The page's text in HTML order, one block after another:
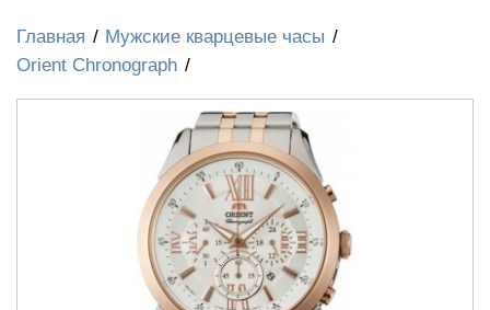
Главная
Мужские кварцевые часы
Orient Chronograph